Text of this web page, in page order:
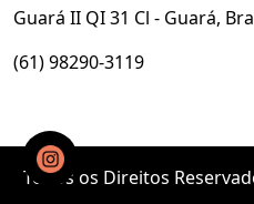
Guará II QI 31 Cl - Guará,
(61) 98290-3119
Todos os Direitos